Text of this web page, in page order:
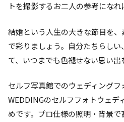
トを撮影するお二人の参考になれ
結婚という人生の大きな節目を
で彩りましょう。自分たちらし
て、いつまでも色褪せない思い出
セルフ写真館でのウェディング
WEDDINGのセルフフォトウェデ
めです。プロ仕様の照明・背景で